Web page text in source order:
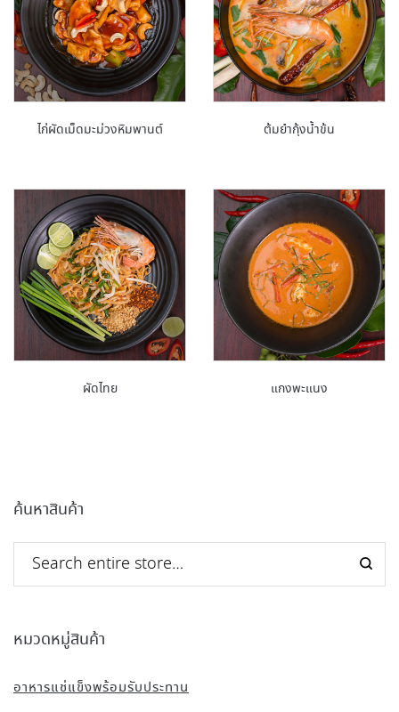
ไก่ผัดเม็ดมะม่วงหิมพานต์ ต้มยำกุ้งน้ำข้น
ผัดไทย แกงพะแนง
ค้นหาสินค้า
หมวดหมู่สินค้า
อาหารแช่แข็งพร้อมรับประทาน